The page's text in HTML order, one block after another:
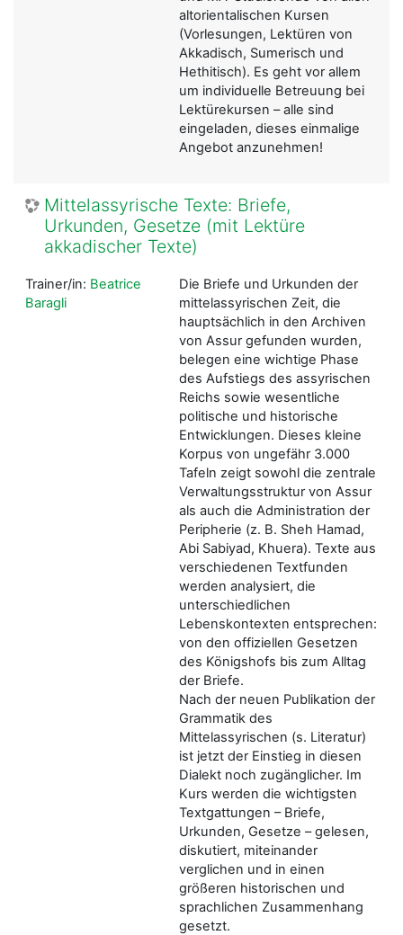
altorientalischen Kursen
(Vorlesungen, Lektüren von
Akkadisch, Sumerisch und
Hethitisch). Es geht vor allem
um individuelle Betreuung bei
Lektürekursen – alle sind
eingeladen, dieses einmalige
Angebot anzunehmen!
Mittelassyrische Texte: Briefe,
Urkunden, Gesetze (mit Lektüre
akkadischer Texte)
Die Briefe und Urkunden der
mittelassyrischen Zeit, die
hauptsächlich in den Archiven
von Assur gefunden wurden,
belegen eine wichtige Phase
des Aufstiegs des assyrischen
Reichs sowie wesentliche
politische und historische
Entwicklungen. Dieses kleine
Korpus von ungefähr 3.000
Tafeln zeigt sowohl die zentrale
Verwaltungsstruktur von Assur
als auch die Administration der
Peripherie (z. B. Sheh Hamad,
Abi Sabiyad, Khuera). Texte aus
verschiedenen Textfunden
werden analysiert, die
unterschiedlichen
Lebenskontexten entsprechen:
von den offiziellen Gesetzen
des Königshofs bis zum Alltag
der Briefe.
Nach der neuen Publikation der
Grammatik des
Mittelassyrischen (s. Literatur)
ist jetzt der Einstieg in diesen
Dialekt noch zugänglicher. Im
Kurs werden die wichtigsten
Textgattungen – Briefe,
Urkunden, Gesetze – gelesen,
diskutiert, miteinander
verglichen und in einen
größeren historischen und
sprachlichen Zusammenhang
gesetzt.
Trainer/in: Beatrice
Baragli